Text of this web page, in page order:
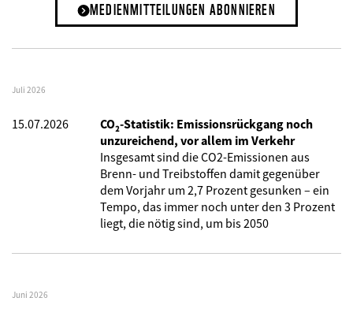
MEDIENMITTEILUNGEN ABONNIEREN
Juli 2026
15.07.2026
CO₂-Statistik: Emissionsrückgang noch
unzureichend, vor allem im Verkehr
Insgesamt sind die CO2-Emissionen aus
Brenn- und Treibstoffen damit gegenüber
dem Vorjahr um 2,7 Prozent gesunken – ein
Tempo, das immer noch unter den 3 Prozent
liegt, die nötig sind, um bis 2050
Juni 2026